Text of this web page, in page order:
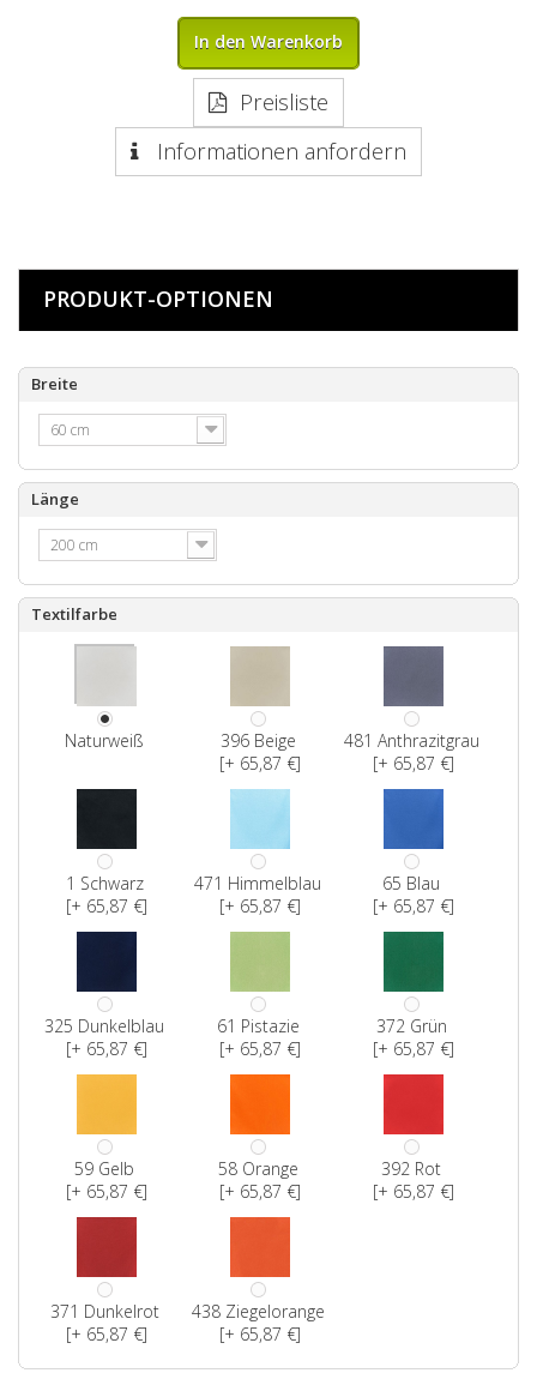
In den Warenkorb
Preisliste
Informationen anfordern
PRODUKT-OPTIONEN
Breite
60 cm
Länge
200 cm
Textilfarbe
Naturweiß
396 Beige
[+ 65,87 €]
481 Anthrazitgrau
[+ 65,87 €]
1 Schwarz
[+ 65,87 €]
471 Himmelblau
[+ 65,87 €]
65 Blau
[+ 65,87 €]
325 Dunkelblau
[+ 65,87 €]
61 Pistazie
[+ 65,87 €]
372 Grün
[+ 65,87 €]
59 Gelb
[+ 65,87 €]
58 Orange
[+ 65,87 €]
392 Rot
[+ 65,87 €]
371 Dunkelrot
[+ 65,87 €]
438 Ziegelorange
[+ 65,87 €]